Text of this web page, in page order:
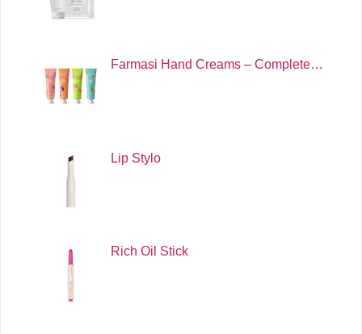
Farmasi Hand Creams – Complete…
Lip Stylo
Rich Oil Stick